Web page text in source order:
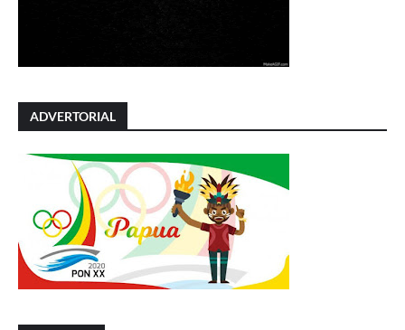
ADVERTORIAL